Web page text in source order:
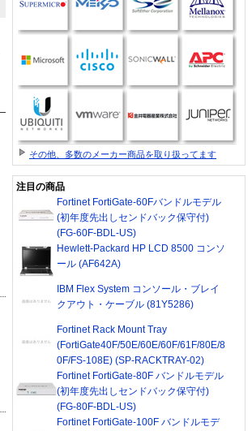
その他、多数のメーカー商品を取り扱ってます
注目の商品
Fortinet FortiGate-60Fバンドルモデル
(初年度先出しセンドバック保守付)
(FG-60F-BDL-US)
Hewlett-Packard HP LCD 8500 コンソ
ール (AF642A)
IBM Flex System コンソール・ブレイ
クアウト・ケーブル (81Y5286)
Fortinet Rack Mount Tray
(FortiGate40F/50E/60E/60F/61F/80E/8
0F/FS-108E) (SP-RACKTRAY-02)
Fortinet FortiGate-80F バンドルモデル
(初年度先出しセンドバック保守付)
(FG-80F-BDL-US)
Fortinet FortiGate-100F バンドルモデ